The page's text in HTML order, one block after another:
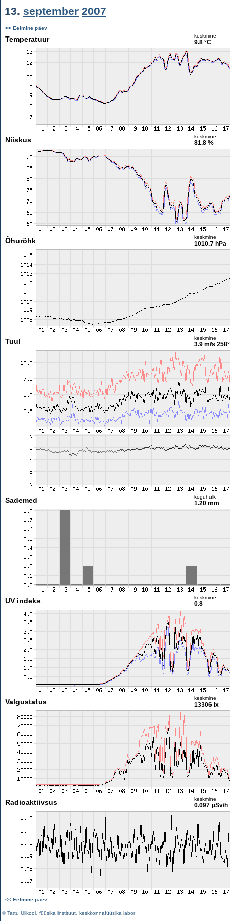
13. september 2007
<< Eelmine päev
Temperatuur keskmine
9.8 °C
Niiskus keskmine
81.8 %
Õhurõhk keskmine
1010.7 hPa
Tuul keskmine
3.9 m/s 258°
Sademed koguhulk
1.20 mm
UV indeks keskmine
0.8
Valgustatus keskmine
13306 lx
Radioaktiivsus keskmine
0.097 µSv/h
<< Eelmine päev
©Tartu Ülikool füüsika instituut keskkonnafüüsika labor